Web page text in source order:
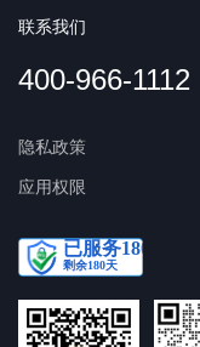
联系我们
400-966-1112
隐私政策
应用权限